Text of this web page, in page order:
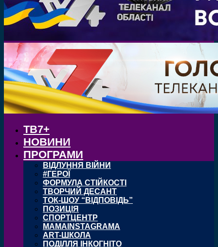
ТВ7+
НОВИНИ
ПРОГРАМИ
ВІДЛУННЯ ВІЙНИ
#ГЕРОЇ
ФОРМУЛА СТІЙКОСТІ
ТВОРЧИЙ ДЕСАНТ
ТОК-ШОУ “ВІДПОВІДЬ”
ПОЗИЦІЯ
СПОРТЦЕНТР
MAMAINSTAGRAMA
ART-ШКОЛА
ПОДІЛЛЯ ІНКОГНІТО